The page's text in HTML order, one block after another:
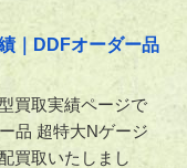
｜DDFオーダー品
買取実績ページで
品 超特大Nゲージ
買取いたしまし